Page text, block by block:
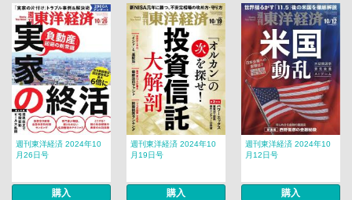
週刊東洋経済 2024年10
月26日号
購入
週刊東洋経済 2024年10
月19日号
購入
週刊東洋経済 2024年10
月12日号
購入